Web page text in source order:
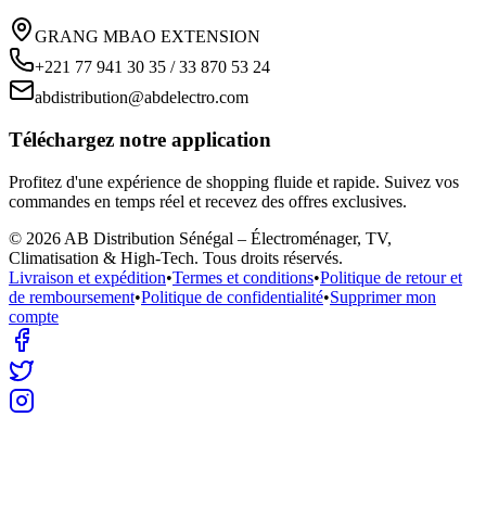
GRANG MBAO EXTENSION
+221 77 941 30 35 / 33 870 53 24
abdistribution@abdelectro.com
Téléchargez notre application
Profitez d'une expérience de shopping fluide et rapide. Suivez vos
commandes en temps réel et recevez des offres exclusives.
© 2026 AB Distribution Sénégal – Électroménager, TV,
Climatisation & High-Tech. Tous droits réservés.
Livraison et expédition•Termes et conditions•Politique de retour et
de remboursement•Politique de confidentialité•Supprimer mon
compte